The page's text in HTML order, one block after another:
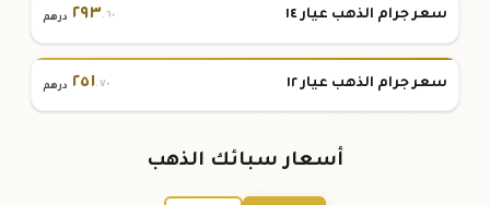
سعر جرام الذهب عيار ١٤ ٢٩٣.٦٠ درهم
سعر جرام الذهب عيار ١٢ ٢٥١.٧٠ درهم
أسعار سبائك الذهب